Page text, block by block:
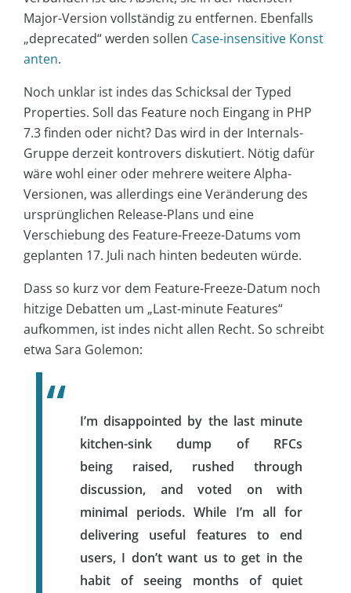
Major-Version vollständig zu entfernen. Ebenfalls
„deprecated“ werden sollen Case-insensitive Konst
anten.
Noch unklar ist indes das Schicksal der Typed
Properties. Soll das Feature noch Eingang in PHP
7.3 finden oder nicht? Das wird in der Internals-
Gruppe derzeit kontrovers diskutiert. Nötig dafür
wäre wohl einer oder mehrere weitere Alpha-
Versionen, was allerdings eine Veränderung des
ursprünglichen Release-Plans und eine
Verschiebung des Feature-Freeze-Datums vom
geplanten 17. Juli nach hinten bedeuten würde.
Dass so kurz vor dem Feature-Freeze-Datum noch
hitzige Debatten um „Last-minute Features“
aufkommen, ist indes nicht allen Recht. So schreibt
etwa Sara Golemon:
I’m disappointed by the last minute
kitchen-sink dump of RFCs
being raised, rushed through
discussion, and voted on with
minimal periods. While I’m all for
delivering useful features to end
users, I don’t want us to get in the
habit of seeing months of quiet